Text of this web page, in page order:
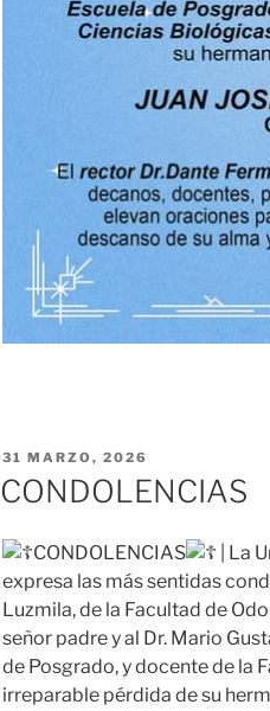
PUBLICADO
EL
31 MARZO, 2026
CONDOLENCIAS
CONDOLENCIAS
| La
expresa las más sentidas
Luzmila, de la Facultad de
señor padre y al Dr. Mario
de Posgrado, y docente de la
irreparable pérdida de su